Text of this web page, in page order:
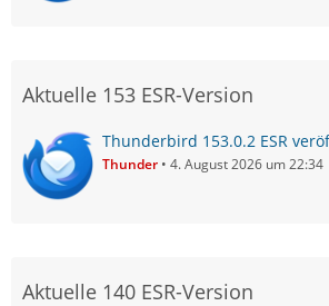
Aktuelle 153 ESR-Version
Thunderbird 153.0.2 ESR
Thunder 4. August 2026 um 22:34
Aktuelle 140 ESR-Version